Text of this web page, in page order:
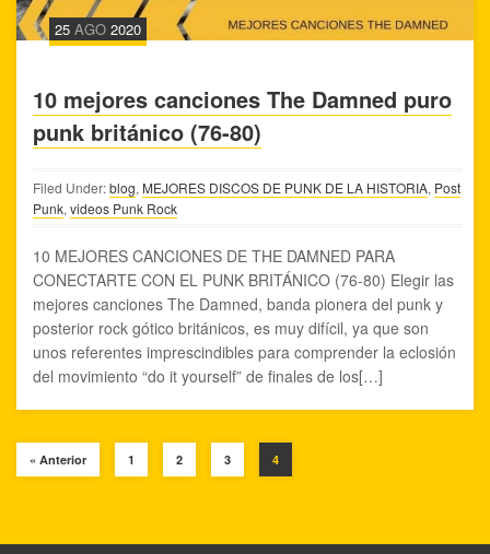
25 AGO 2020
10 mejores canciones The Damned puro
punk británico (76-80)
Filed Under:blog, MEJORES DISCOS DE PUNK DE LA HISTORIA, Post
Punk, videos Punk Rock
10 MEJORES CANCIONES DE THE DAMNED PARA
CONECTARTE CON EL PUNK BRITÁNICO (76-80) Elegir las
mejores canciones The Damned, banda pionera del punk y
posterior rock gótico británicos, es muy difícil, ya que son
unos referentes imprescindibles para comprender la eclosión
del movimiento “do it yourself” de finales de los[…]
« Anterior 1 2 3 4